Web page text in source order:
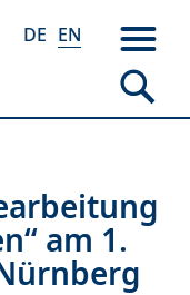
DE EN
am 1.